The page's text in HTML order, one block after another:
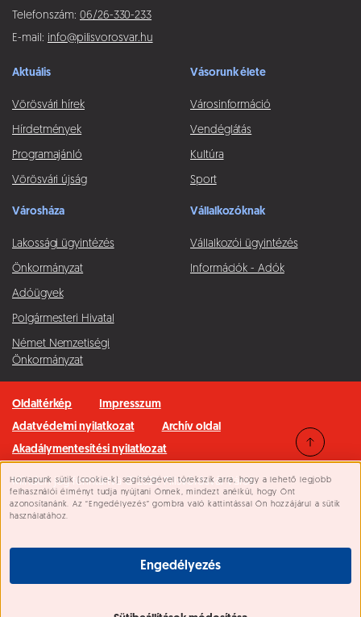
Süti beállítások
Honlapunk sütik (cookie-k) segítségével törekszik arra, hogy a lehető legjobb
felhasználói élményt tudja nyújtani Önnek, mindezt anélkül, hogy Önt
azonosítanánk. Az “Engedélyezés” gombra való kattintással Ön hozzájárul a sütik
használatához.
Engedélyezés
Telefonszám: 06/26-330-233
E-mail: info@pilisvorosvar.hu
Aktuális
Vörösvári hírek
Hírdetmények
Programajánló
Vörösvári újság
Vásorunk élete
Városinformáció
Vendéglátás
Kultúra
Sport
Városháza
Lakossági ügyintézés
Önkormányzat
Adóügyek
Polgármesteri Hivatal
Német Nemzetiségi
Önkormányzat
Vállalkozóknak
Vállalkozói ügyintézés
Információk - Adók
Oldaltérkép
Impresszum
Adatvédelmi nyilatkozat
Archív oldal
Akadálymentesítési nyilatkozat
Minden jog fenntartva © 2026 Pilisvörösvár Város